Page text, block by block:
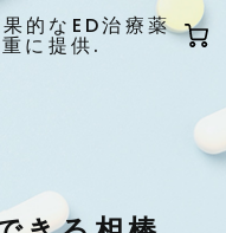
的なED治療薬
に提供.